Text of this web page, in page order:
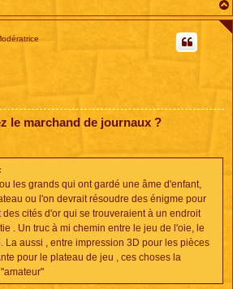
le marchand de journaux ?
les grands qui ont gardé une âme d'enfant,
ou l'on devrait résoudre des énigme pour
cités d'or qui se trouveraient à un endroit
. Un truc à mi chemin entre le jeu de l'oie, le
La aussi , entre impression 3D pour les pièces
pour le plateau de jeu , ces choses la